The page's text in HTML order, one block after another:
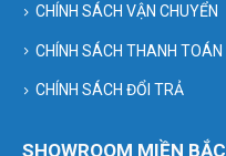
CHÍNH SÁCH VẬN CHUYỂN
CHÍNH SÁCH THANH TOÁN
CHÍNH SÁCH ĐỔI TRẢ
SHOWROOM MIỀN BẮC